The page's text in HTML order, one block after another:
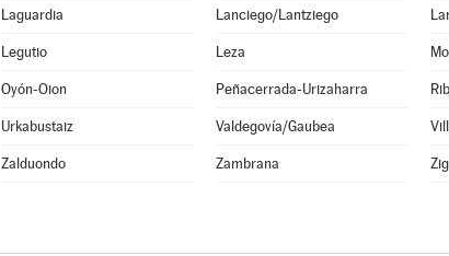
Laguardia Lanciego/Lantziego
Legutio Leza
Oyón-Oion Peñacerrada-Urizaharra
Urkabustaiz Valdegovía/Gaubea
Zalduondo Zambrana